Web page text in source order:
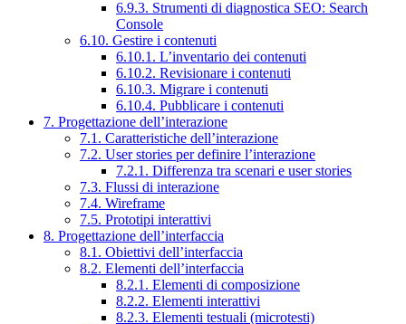
6.9.3. Strumenti di diagnostica SEO: Search
Console
6.10. Gestire i contenuti
6.10.1. L’inventario dei contenuti
6.10.2. Revisionare i contenuti
6.10.3. Migrare i contenuti
6.10.4. Pubblicare i contenuti
7. Progettazione dell’interazione
7.1. Caratteristiche dell’interazione
7.2. User stories per definire l’interazione
7.2.1. Differenza tra scenari e user stories
7.3. Flussi di interazione
7.4. Wireframe
7.5. Prototipi interattivi
8. Progettazione dell’interfaccia
8.1. Obiettivi dell’interfaccia
8.2. Elementi dell’interfaccia
8.2.1. Elementi di composizione
8.2.2. Elementi interattivi
8.2.3. Elementi testuali (microtesti)